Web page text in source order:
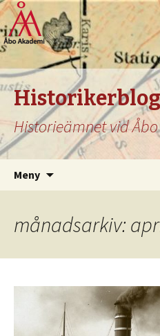
Historieämnet vid
Meny
månadsarkiv: